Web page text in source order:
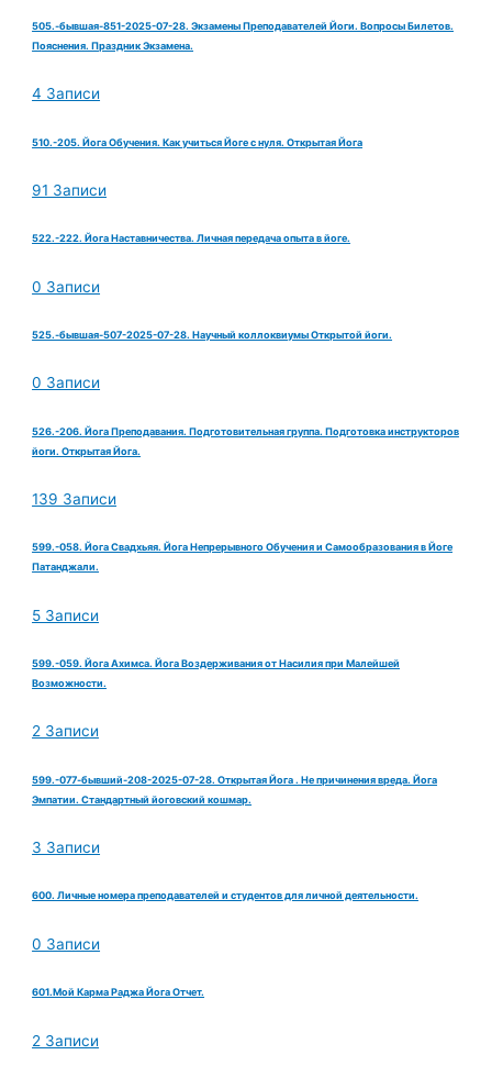
505.-бывшая-851-2025-07-28. Экзамены Преподавателей Йоги. Вопросы Билетов.
Пояснения. Праздник Экзамена.
4 Записи
510.-205. Йога Обучения. Как учиться Йоге с нуля. Открытая Йога
91 Записи
522.-222. Йога Наставничества. Личная передача опыта в йоге.
0 Записи
525.-бывшая-507-2025-07-28. Научный коллоквиумы Открытой йоги.
0 Записи
526.-206. Йога Преподавания. Подготовительная группа. Подготовка инструкторов
йоги. Открытая Йога.
139 Записи
599.-058. Йога Свадхьяя. Йога Непрерывного Обучения и Самообразования в Йоге
Патанджали.
5 Записи
599.-059. Йога Ахимса. Йога Воздерживания от Насилия при Малейшей
Возможности.
2 Записи
599.-077-бывший-208-2025-07-28. Открытая Йога . Не причинения вреда. Йога
Эмпатии. Стандартный йоговский кошмар.
3 Записи
600. Личные номера преподавателей и студентов для личной деятельности.
0 Записи
601.Мой Карма Раджа Йога Отчет.
2 Записи